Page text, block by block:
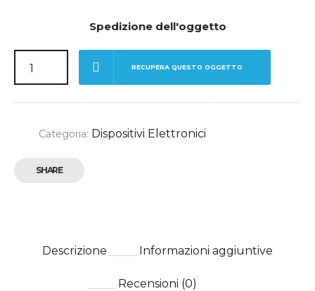
Spedizione dell'oggetto
RECUPERA QUESTO OGGETTO
Categoria: Dispositivi Elettronici
SHARE
Descrizione Informazioni aggiuntive
Recensioni (0)